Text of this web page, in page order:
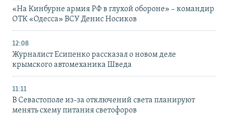
«На Кинбурне армия РФ в глухой обороне» – командир
ОТК «Одесса» ВСУ Денис Носиков
12:08
Журналист Есипенко рассказал о новом деле
крымского автомеханика Шведа
11:11
В Севастополе из-за отключений света планируют
менять схему питания светофоров